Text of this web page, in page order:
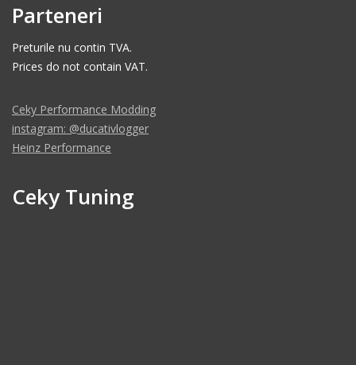
Parteneri
Preturile nu contin TVA.
Prices do not contain VAT.
Ceky Performance Modding
instagram: @ducativlogger
Heinz Performance
Ceky Tuning